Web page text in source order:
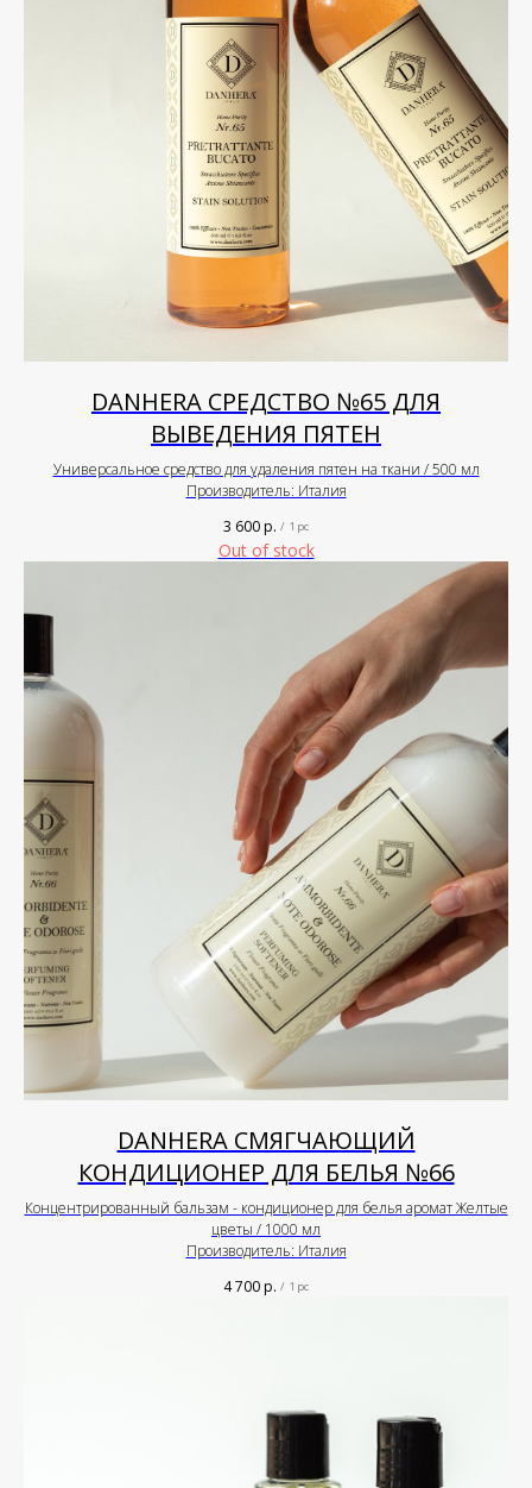
DANHERA СРЕДСТВО №65 ДЛЯ
ВЫВЕДЕНИЯ ПЯТЕН
Универсальное средство для удаления пятен на ткани / 500 мл
Производитель: Италия
3 600р. / 1 pc
Out of stock
DANHERA СМЯГЧАЮЩИЙ
КОНДИЦИОНЕР ДЛЯ БЕЛЬЯ №66
Концентрированный бальзам - кондиционер для белья аромат Желтые
цветы / 1000 мл
Производитель: Италия
4 700р. / 1 pc